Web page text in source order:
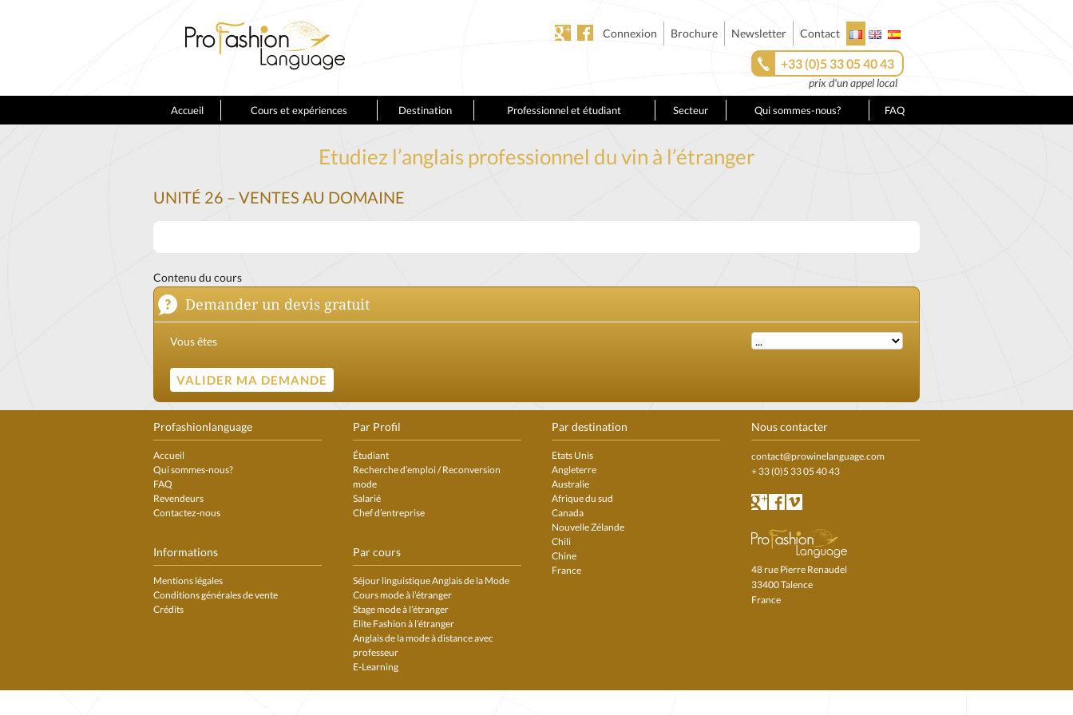
Connexion Brochure Newsletter Contact
+33 (0)5 33 05 40 43
prix d'un appel local
Accueil Cours et expériences Destination Professionnel et étudiant Secteur Qui sommes-nous? FAQ
Etudiez l’anglais professionnel du vin à l’étranger
UNITÉ 26 – VENTES AU DOMAINE
Contenu du cours
Demander un devis gratuit
Vous êtes
Profashionlanguage
Accueil
Qui sommes-nous?
FAQ
Revendeurs
Contactez-nous
Informations
Mentions légales
Conditions générales de vente
Crédits
Par Profil
Étudiant
Recherche d’emploi / Reconversion
mode
Salarié
Chef d’entreprise
Par cours
Séjour linguistique Anglais de la Mode
Cours mode à l’étranger
Stage mode à l’étranger
Elite Fashion à l’étranger
Anglais de la mode à distance avec
professeur
E-Learning
Par destination
Etats Unis
Angleterre
Australie
Afrique du sud
Canada
Nouvelle Zélande
Chili
Chine
France
Nous contacter
contact@prowinelanguage.com
+ 33 (0)5 33 05 40 43
48 rue Pierre Renaudel
33400 Talence
France